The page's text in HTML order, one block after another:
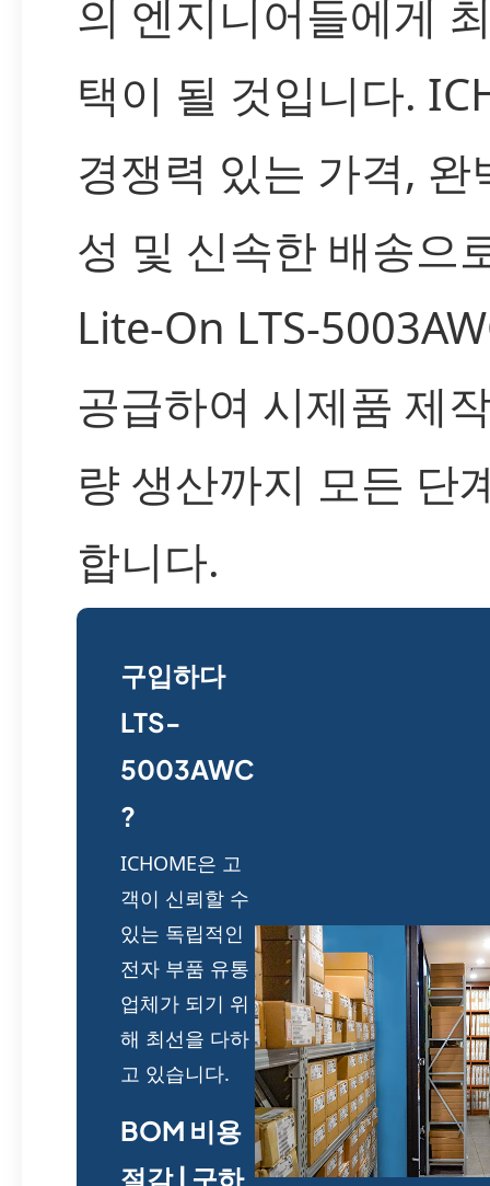
의 엔지니어들에게
택이 될 것입니다.
경쟁력 있는 가격, 완
성 및 신속한 배송으
Lite-On LTS-
공급하여 시제품 제
량 생산까지 모든 단
합니다.
구입하다
LTS-
5003AWC
?
ICHOME은 고
객이 신뢰할 수
있는 독립적인
전자 부품 유통
업체가 되기 위
해 최선을 다하
고 있습니다.
BOM 비용
절감 | 구하